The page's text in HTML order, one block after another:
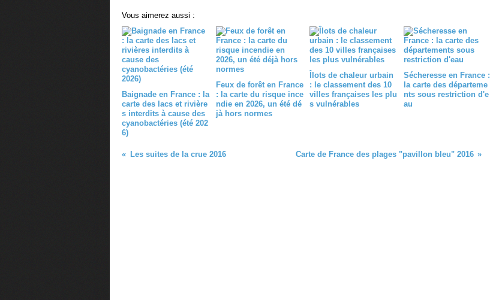
Vous aimerez aussi :
Baignade en France : la
carte des lacs et rivière
s interdits à cause des
cyanobactéries (été 202
6)
Feux de forêt en France
: la carte du risque ince
ndie en 2026, un été dé
jà hors normes
Îlots de chaleur urbain
: le classement des 10
villes françaises les plu
s vulnérables
Sécheresse en France :
la carte des départeme
nts sous restriction d'e
au
Les suites de la crue 2016 Carte de France des plages "pavillon bleu" 2016